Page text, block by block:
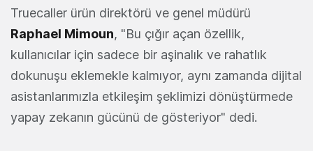
Truecaller ürün direktörü ve genel müdürü
Raphael Mimoun, "Bu çığır açan özellik,
kullanıcılar için sadece bir aşinalık ve rahatlık
dokunuşu eklemekle kalmıyor, aynı zamanda dijital
asistanlarımızla etkileşim şeklimizi dönüştürmede
yapay zekanın gücünü de gösteriyor" dedi.